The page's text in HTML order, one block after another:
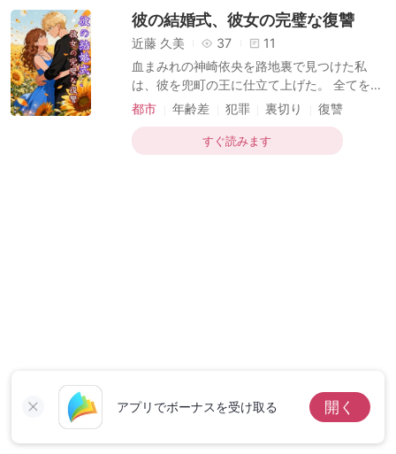
月ランキング
短編傑作
アプリでボーナスを受け取る 開く
に……」 その一言で、私は掌門に「親を敬わ
ぬ者」と見なされた。 一方で、姉は情に厚く
義を重んじるとして、掌門の破格のはからい
で最後の弟子に迎えられた。仙門へと連れて
行かれ、三年の喪が明けた後に正式な弟子と
しての儀式を執り行うこととなった。 ――三
年後。その拜師礼の最中、私と姉は共に魔族
の手
彼の結婚式、彼女の完璧な復讐
近藤 久美 37
11
血まみれの神崎依央を路地裏で見つけた私
は、彼を兜町の王に仕立て上げた。 全てを教
え、帝国を与え、秘密の夫にした。 彼は私の
あるインフルエンサーの女が、私に一本の録
音データを再生して聴かせた。 私が丹精込め
都市 年齢差 犯罪 裏切り
復讐
師弟関係
すぐ読みます